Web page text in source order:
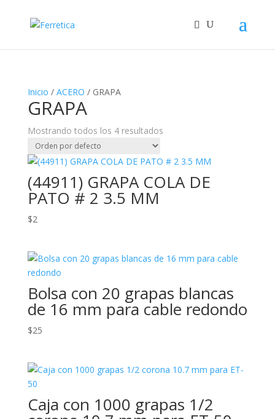
Inicio / ACERO / GRAPA
GRAPA
Mostrando todos los 4 resultados
(44911) GRAPA COLA DE
PATO # 2 3.5 MM
$2
Bolsa con 20 grapas blancas
de 16 mm para cable redondo
$25
Caja con 1000 grapas 1/2